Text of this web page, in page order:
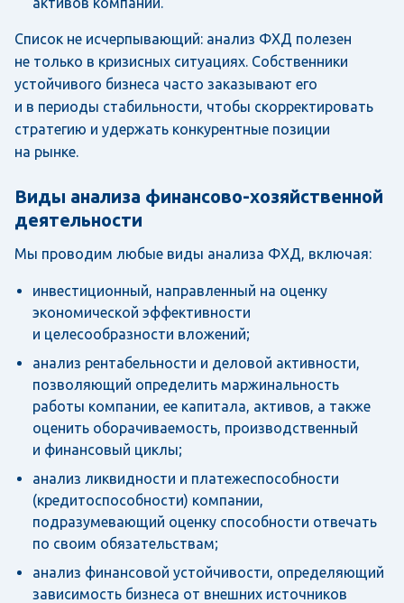
Список не исчерпывающий: анализ ФХД полезен
не только в кризисных ситуациях. Собственники
устойчивого бизнеса часто заказывают его
и в периоды стабильности, чтобы скорректировать
стратегию и удержать конкурентные позиции
на рынке.
Виды анализа финансово-хозяйственной
деятельности
Мы проводим любые виды анализа ФХД, включая:
инвестиционный, направленный на оценку
экономической эффективности
и целесообразности вложений;
анализ рентабельности и деловой активности,
позволяющий определить маржинальность
работы компании, ее капитала, активов, а также
оценить оборачиваемость, производственный
и финансовый циклы;
анализ ликвидности и платежеспособности
(кредитоспособности) компании,
подразумевающий оценку способности отвечать
по своим обязательствам;
анализ финансовой устойчивости, определяющий
зависимость бизнеса от внешних источников